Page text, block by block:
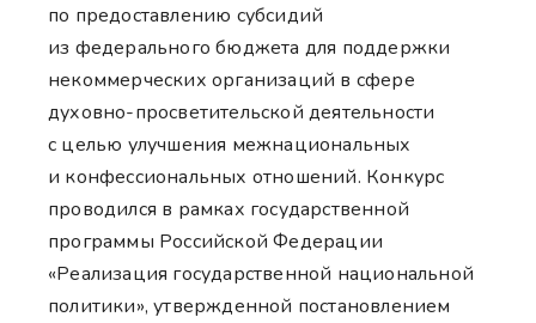
по предоставлению субсидий
из федерального бюджета для поддержки
некоммерческих организаций в сфере
духовно-просветительской деятельности
с целью улучшения межнациональных
и конфессиональных отношений. Конкурс
проводился в рамках государственной
программы Российской Федерации
«Реализация государственной национальной
политики», утвержденной постановлением